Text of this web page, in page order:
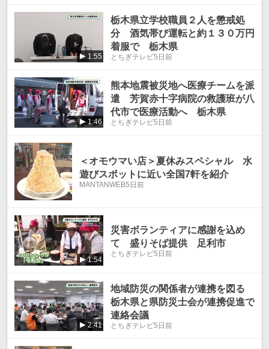
1:55
栃木県立学校職員２人を懲戒処
分 酒気帯び運転と約１３０万円
着服で 栃木県
とちぎテレビ5日前
1:46
熊本地震被災地へ医療チームを派
遣 芳賀赤十字病院の救護班が八
代市で医療活動へ 栃木県
とちぎテレビ5日前
＜オモウマい店＞夏休みスペシャル 水
遊びスポットに近い全国7軒を紹介
MANTANWEB5日前
1:54
災害ボランティアに感謝を込め
て 盛りそば提供 足利市
とちぎテレビ5日前
2:41
地域防災の関係者が連携を図る
栃木県と県防災士会が連携促進で
連絡会議
とちぎテレビ5日前